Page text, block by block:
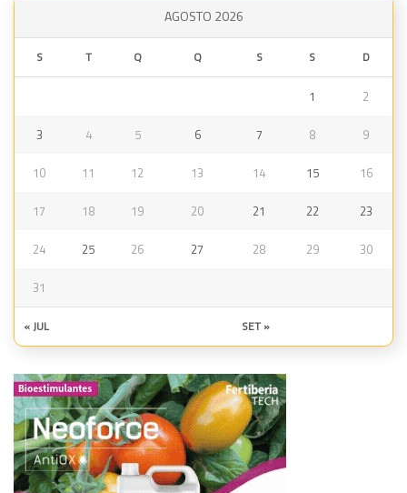
AGOSTO 2026
S T Q Q S S D
1 2
3 4 5 6 7 8 9
10 11 12 13 14 15 16
17 18 19 20 21 22 23
24 25 26 27 28 29 30
31
« JUL SET »